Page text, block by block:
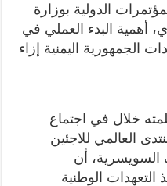
الدولية بوزارة
أهمية البدء العملي في
الجمهورية اليمنية إزاء
خلال في اجتماع
العالمي للاجئين
السويسرية، أن
التعهدات الوطنية